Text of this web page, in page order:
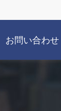
お問い合わせ